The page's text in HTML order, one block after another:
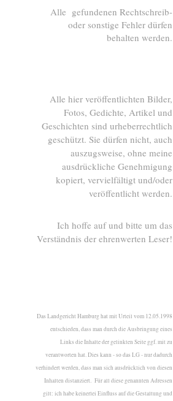
Alle gefundenen Rechtschreib-
oder sonstige Fehler dürfen
behalten werden.
Alle hier veröffentlichten Bilder,
Fotos, Gedichte, Artikel und
Geschichten sind urheberrechtlich
geschützt. Sie dürfen nicht, auch
auszugsweise, ohne meine
ausdrückliche Genehmigung
kopiert, vervielfältigt und/oder
veröffentlicht werden.
Ich hoffe auf und bitte um das
Verständnis der ehrenwerten Leser!
Das Landgericht Hamburg hat mit Urteil vom 12.05.1998
entschieden, dass man durch die Ausbringung eines
Links die Inhalte der gelinkten Seite ggf. mit zu
verantworten hat. Dies kann - so das LG - nur dadurch
verhindert werden, dass man sich ausdrücklich von diesen
Inhalten distanziert. Für all diese genannten Adressen
gilt: ich habe keinerlei Einfluss auf die Gestaltung und